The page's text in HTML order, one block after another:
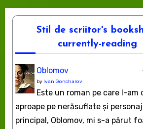
Stil de scriitor's
currently-reading
Oblomov
by Ivan Goncharov
Este un roman pe care l-am
aproape pe nerăsuflate şi
principal, Oblomov, mi s-a părut